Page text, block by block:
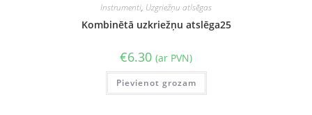
Instrumenti, Uzgriežņu atlsēgas
Kombinētā uzkriežņu atslēga25
€6.30 (ar PVN)
Pievienot grozam